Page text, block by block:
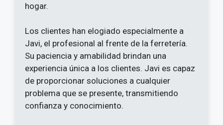
hogar.
Los clientes han elogiado especialmente a
Javi, el profesional al frente de la ferretería.
Su paciencia y amabilidad brindan una
experiencia única a los clientes. Javi es capaz
de proporcionar soluciones a cualquier
problema que se presente, transmitiendo
confianza y conocimiento.